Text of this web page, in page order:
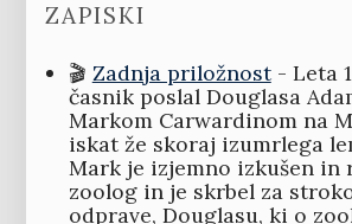
ZAPISKI
🎬 Zadnja priložnost- Leta
časnik poslal Douglasa
Markom Carwardinom na
iskat že skoraj izumrlega
Mark je izjemno izkušen in
zoolog in je skrbel za
odprave, Douglasu, ki o